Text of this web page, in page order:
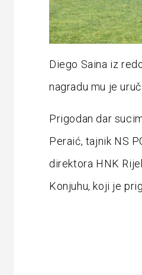
Diego Saina iz
nagradu mu je
Prigodan dar
Peraić, tajnik NS
direktora HNK
Konjuhu, koji je